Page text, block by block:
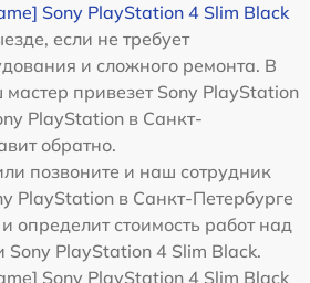
Sony PlayStation 4 Slim Black
если не требует
и сложного ремонта. В
привезет Sony PlayStation
PlayStation в Санкт-
обратно.
позвоните и наш сотрудник
PlayStation в Санкт-Петербурге
определит стоимость работ над
Sony PlayStation 4 Slim Black.
Sony PlayStation 4 Slim Black